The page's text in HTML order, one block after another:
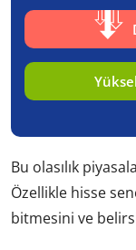
Bu olasılık
Özellikle hisse
bitmesini ve